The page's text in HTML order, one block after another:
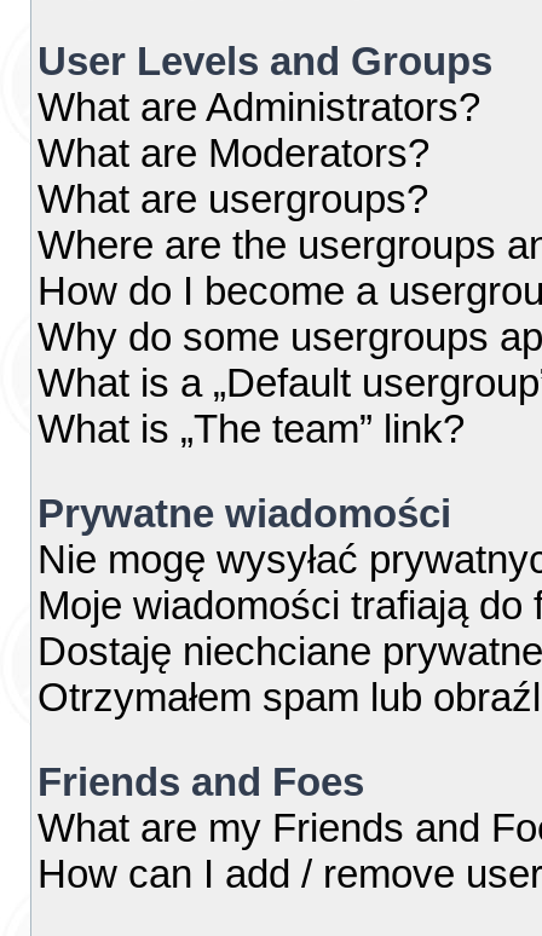
User Levels and Groups
What are Administrators?
What are Moderators?
What are usergroups?
Where are the usergroups
How do I become a
Why do some usergroups
What is a „Default
What is „The team” link?
Prywatne wiadomości
Nie mogę wysyłać
Moje wiadomości trafiają do
Dostaję niechciane
Otrzymałem spam lub
Friends and Foes
What are my Friends and
How can I add / remove